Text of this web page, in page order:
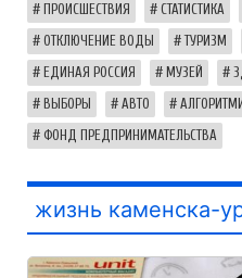
ПРОИСШЕСТВИЯ СТАТИСТИКА
ОТКЛЮЧЕНИЕ ВОДЫ ТУРИЗМ
ЕДИНАЯ РОССИЯ МУЗЕЙ
ВЫБОРЫ АВТО
ФОНД ПРЕДПРИНИМАТЕЛЬСТВА
жизнь каменска-